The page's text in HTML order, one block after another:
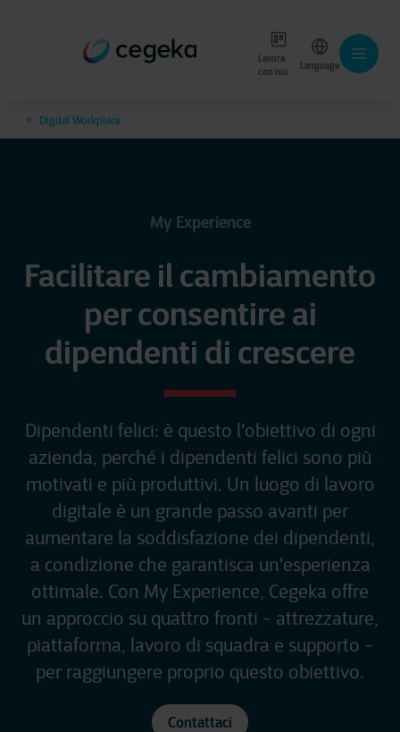
Lavora
con noi
Language
Digital Workplace
My Experience
Facilitare il cambiamento
per consentire ai
dipendenti di crescere
Dipendenti felici: è questo l'obiettivo di ogni
azienda, perché i dipendenti felici sono più
motivati e più produttivi. Un luogo di lavoro
digitale è un grande passo avanti per
aumentare la soddisfazione dei dipendenti,
a condizione che garantisca un'esperienza
ottimale. Con My Experience, Cegeka offre
un approccio su quattro fronti - attrezzature,
piattaforma, lavoro di squadra e supporto -
per raggiungere proprio questo obiettivo.
Contattaci